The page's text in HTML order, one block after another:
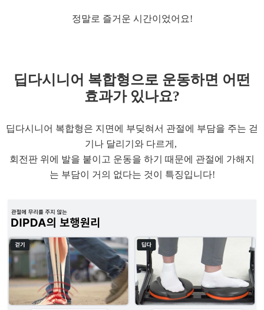
정말로 즐거운 시간이었어요!
딥다시니어 복합형으로 운동하면 어떤
효과가 있나요?
딥다시니어 복합형은 지면에 부딪혀서 관절에 부담을 주는 걷
기나 달리기와 다르게,
회전판 위에 발을 붙이고 운동을 하기 때문에 관절에 가해지
는 부담이 거의 없다는 것이 특징입니다!